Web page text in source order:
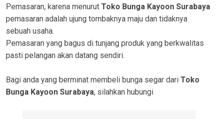
Pemasaran, karena menurut Toko Bunga Kayoon Surabaya
pemasaran adalah ujung tombaknya maju dan tidaknya
sebuah usaha.
Pemasaran yang bagus di tunjang produk yang berkwalitas
pasti pelangan akan datang sendiri.
Bagi anda yang berminat membeli bunga segar dari Toko
Bunga Kayoon Surabaya, silahkan hubungi